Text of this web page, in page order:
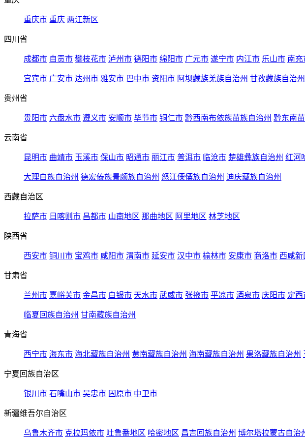
重庆市 重庆 两江新区
四川省
成都市 自贡市 攀枝花市 泸州市 德阳市 绵阳市 广元市 遂宁市 内江市 乐山市 南充
宜宾市 广安市 达州市 雅安市 巴中市 资阳市 阿坝藏族羌族自治州 甘孜藏族自治州
贵州省
贵阳市 六盘水市 遵义市 安顺市 毕节市 铜仁市 黔西南布依族苗族自治州 黔东南
云南省
昆明市 曲靖市 玉溪市 保山市 昭通市 丽江市 普洱市 临沧市 楚雄彝族自治州 红河
大理白族自治州 德宏傣族景颇族自治州 怒江傈僳族自治州 迪庆藏族自治州
西藏自治区
拉萨市 日喀则市 昌都市 山南地区 那曲地区 阿里地区 林芝地区
陕西省
西安市 铜川市 宝鸡市 咸阳市 渭南市 延安市 汉中市 榆林市 安康市 商洛市 西咸新
甘肃省
兰州市 嘉峪关市 金昌市 白银市 天水市 武威市 张掖市 平凉市 酒泉市 庆阳市 定西
临夏回族自治州 甘南藏族自治州
青海省
西宁市 海东市 海北藏族自治州 黄南藏族自治州 海南藏族自治州 果洛藏族自治州
宁夏回族自治区
银川市 石嘴山市 吴忠市 固原市 中卫市
新疆维吾尔自治区
乌鲁木齐市 克拉玛依市 吐鲁番地区 哈密地区 昌吉回族自治州 博尔塔拉蒙古自治